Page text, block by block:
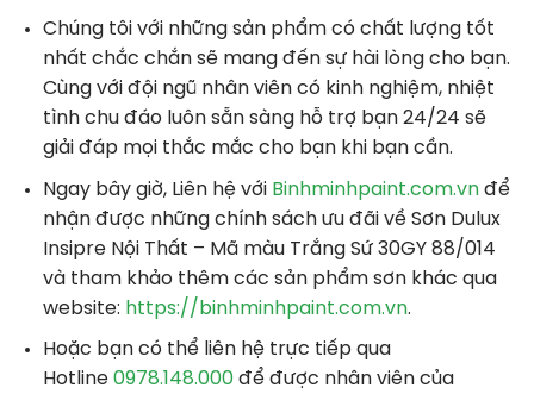
Chúng tôi với những sản phẩm có chất lượng tốt
nhất chắc chắn sẽ mang đến sự hài lòng cho bạn.
Cùng với đội ngũ nhân viên có kinh nghiệm, nhiệt
tình chu đáo luôn sẵn sàng hỗ trợ bạn 24/24 sẽ
giải đáp mọi thắc mắc cho bạn khi bạn cần.
Ngay bây giờ, Liên hệ với Binhminhpaint.com.vn để
nhận được những chính sách ưu đãi về Sơn Dulux
Insipre Nội Thất – Mã màu Trắng Sứ 30GY 88/014
và tham khảo thêm các sản phẩm sơn khác qua
website: https://binhminhpaint.com.vn.
Hoặc bạn có thể liên hệ trực tiếp qua
Hotline 0978.148.000 để được nhân viên của